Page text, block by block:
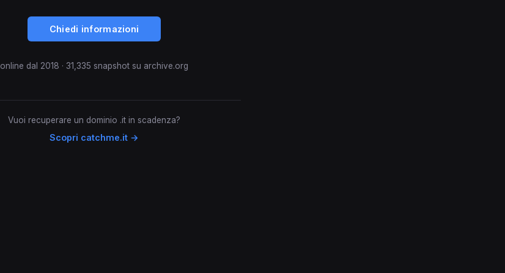
Chiedi informazioni
online dal 2018 · 31,335 snapshot su archive.org
Vuoi recuperare un dominio .it in scadenza?
Scopri catchme.it →